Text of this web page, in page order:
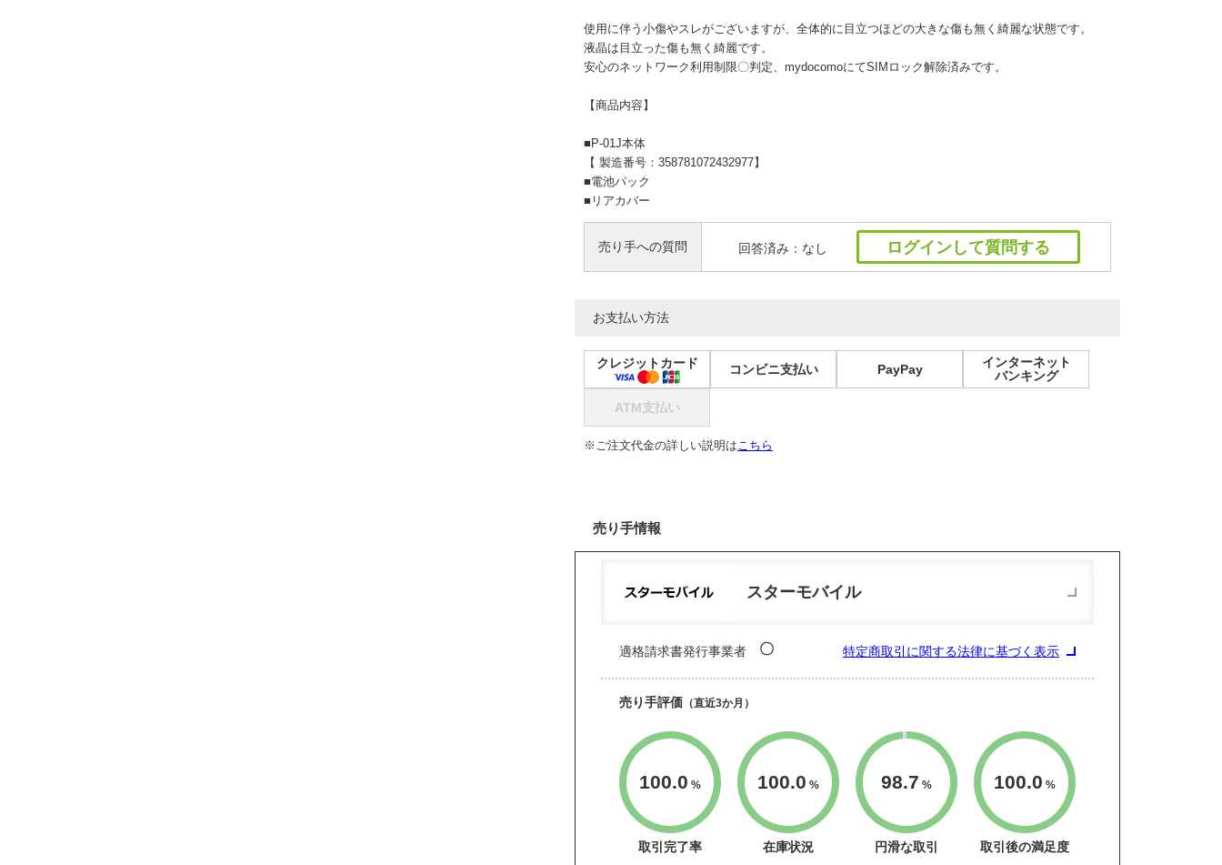
使用に伴う小傷やスレがございますが、全体的に目立つほどの大きな傷も無く綺麗な状態です。
液晶は目立った傷も無く綺麗です。
安心のネットワーク利用制限〇判定、mydocomoにてSIMロック解除済みです。
【商品内容】
■P-01J本体
【 製造番号：358781072432977】
■電池パック
■リアカバー
売り手への質問 回答済み：なし ログインして質問する
お支払い方法
クレジットカード コンビニ支払い PayPay
インターネット
バンキング
ATM支払い
※ご注文代金の詳しい説明はこちら
売り手情報
スターモバイル
適格請求書発行事業者 〇 特定商取引に関する法律に基づく表示
売り手評価 （直近3か月）
100.0 %
取引完了率
100.0 %
在庫状況
98.7 %
円滑な取引
100.0 %
取引後の満足度